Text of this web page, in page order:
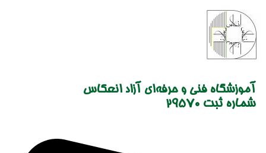
content
آموزشگاه فنی و حرفه‌ای آزاد انعکاس
شماره ثبت 29570